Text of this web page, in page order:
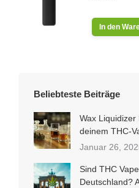
In den
Beliebteste Beiträge
Wax Liquidizer
deinem THC-
Januar 26,
Sind THC
Deutschland?